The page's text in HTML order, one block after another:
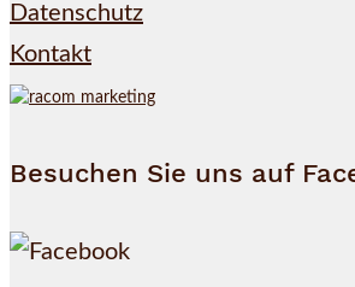
Datenschutz
Kontakt
Besuchen Sie uns auf